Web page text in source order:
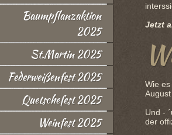
Baumpflanzaktion
2025
St.Martin 2025
Federweißenfest 2025
Quetschefest 2025
Weinfest 2025
Jetzt
Wie
Und -
der